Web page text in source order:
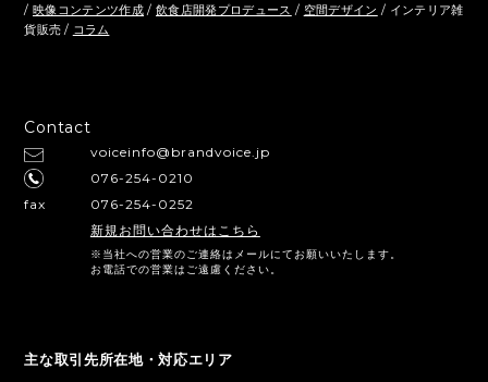
/ 映像コンテンツ作成 / 飲食店開発プロデュース / 空間デザイン / インテリア雑
貨販売 / コラム
Contact
voiceinfo@brandvoice.jp
076-254-0210
fax
076-254-0252
新規お問い合わせはこちら
※当社への営業のご連絡はメールにてお願いいたします。
お電話での営業はご遠慮ください。
主な取引先所在地・対応エリア